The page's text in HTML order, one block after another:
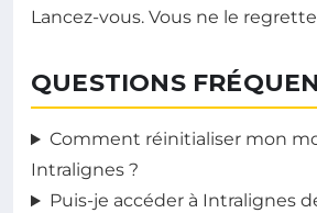
Lancez-vous. Vous ne le
QUESTIONS
Comment réinitialiser mon
Intralignes ?
Puis-je accéder à Intralignes